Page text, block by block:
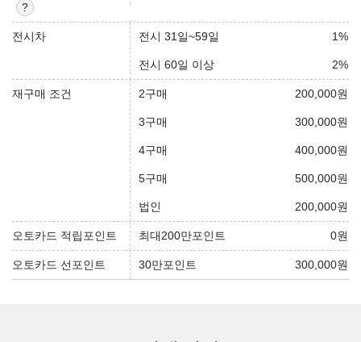
전시차 전시 31일~59일 1%
전시 60일 이상 2%
재구매 조건 2구매 200,000원
3구매 300,000원
4구매 400,000원
5구매 500,000원
법인 200,000원
오토카드 적립포인트 최대200만포인트 0원
오토카드 선포인트 30만포인트 300,000원